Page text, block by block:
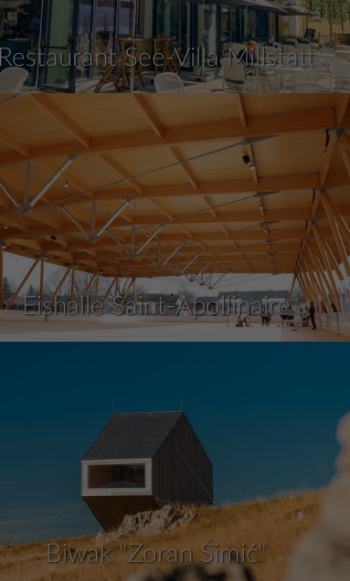
Restaurant See-Villa Millstatt
Eishalle Saint-Apollinaire
Biwak "Zoran Šimić"